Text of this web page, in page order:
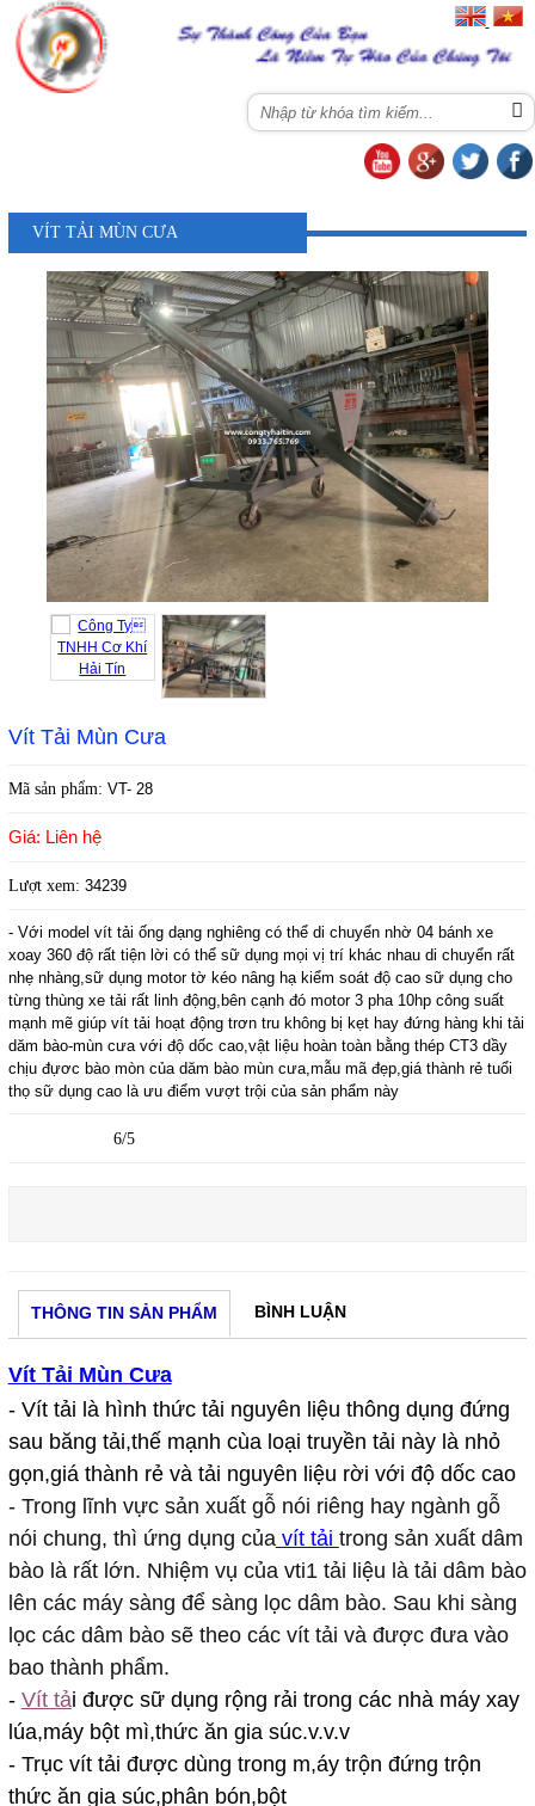
VÍT TẢI MÙN CƯA
Vít Tải Mùn Cưa
Mã sản phẩm: VT- 28
Giá: Liên hệ
Lượt xem: 34239
- Với model vít tải ống dạng nghiêng có thể di chuyển nhờ 04 bánh xe
xoay 360 độ rất tiện lời có thể sữ dụng mọi vị trí khác nhau di chuyển rất
nhẹ nhàng,sữ dụng motor tờ kéo nâng hạ kiểm soát độ cao sữ dụng cho
từng thùng xe tải rất linh động,bên cạnh đó motor 3 pha 10hp công suất
mạnh mẽ giúp vít tải hoạt động trơn tru không bị kẹt hay đứng hàng khi tải
dăm bào-mùn cưa với độ dốc cao,vật liệu hoàn toàn bằng thép CT3 dầy
chịu đựơc bào mòn của dăm bào mùn cưa,mẫu mã đẹp,giá thành rẻ tuổi
thọ sữ dụng cao là ưu điểm vượt trội của sản phẩm này
6/5
THÔNG TIN SẢN PHẨM BÌNH LUẬN
Vít Tải Mùn Cưa
- Vít tải là hình thức tải nguyên liệu thông dụng đứng
sau băng tải,thế mạnh cùa loại truyền tải này là nhỏ
gọn,giá thành rẻ và tải nguyên liệu rời với độ dốc cao
- Trong lĩnh vực sản xuất gỗ nói riêng hay ngành gỗ
nói chung, thì ứng dụng củavít tải trong sản xuất dâm
bào là rất lớn. Nhiệm vụ của vti1 tải liệu là tải dâm bào
lên các máy sàng để sàng lọc dâm bào. Sau khi sàng
lọc các dâm bào sẽ theo các vít tải và được đưa vào
bao thành phẩm.
- Vít tải được sữ dụng rộng rải trong các nhà máy xay
lúa,máy bột mì,thức ăn gia súc.v.v.v
- Trục vít tải được dùng trong m,áy trộn đứng trộn
thức ăn gia súc,phân bón,bột